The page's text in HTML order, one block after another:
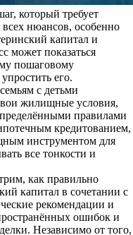
который требует
нюансов, особенно
капитал и
может показаться
пошаговому
его.
с детьми
жилищные условия,
правилами
кредитованием,
инструментом для
все тонкости и
как правильно
капитал в сочетании с
рекомендации и
ошибок и
Независимо от того,